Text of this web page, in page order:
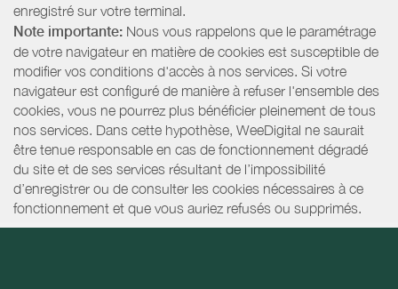
enregistré sur votre terminal.
Note importante: Nous vous rappelons que le paramétrage
de votre navigateur en matière de cookies est susceptible de
modifier vos conditions d'accès à nos services. Si votre
navigateur est configuré de manière à refuser l'ensemble des
cookies, vous ne pourrez plus bénéficier pleinement de tous
nos services. Dans cette hypothèse, WeeDigital ne saurait
être tenue responsable en cas de fonctionnement dégradé
du site et de ses services résultant de l’impossibilité
d’enregistrer ou de consulter les cookies nécessaires à ce
fonctionnement et que vous auriez refusés ou supprimés.